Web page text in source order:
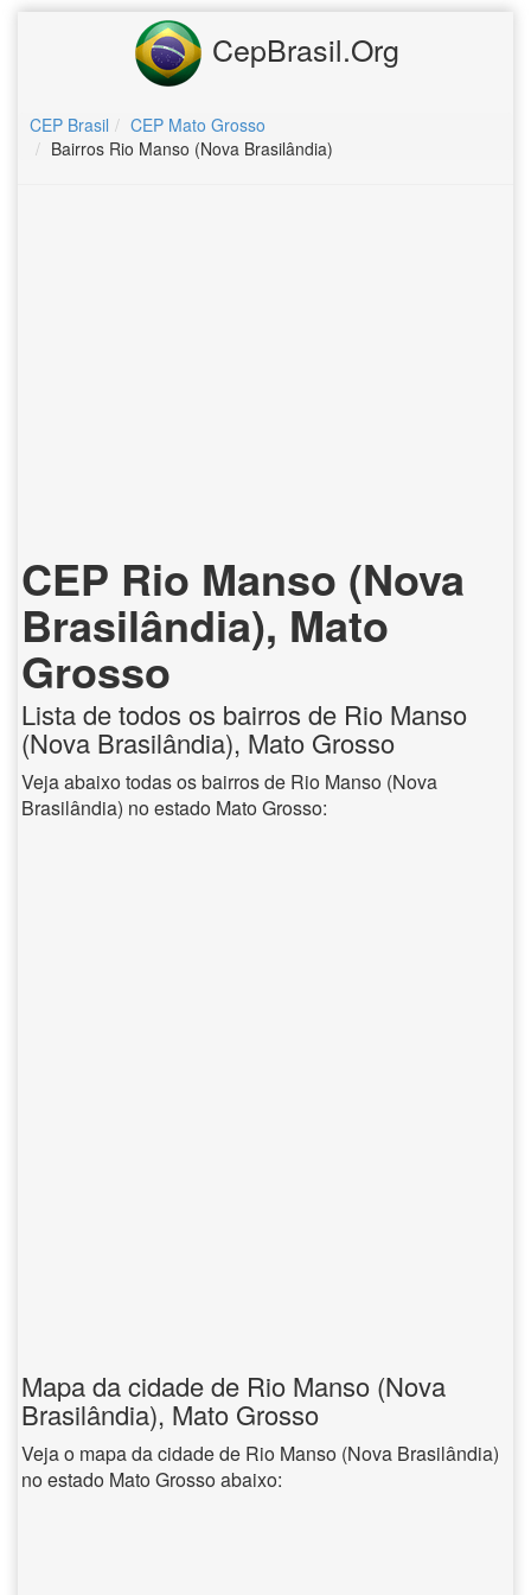
CepBrasil.Org
CEP Brasil
CEP Mato Grosso
Bairros Rio Manso (Nova Brasilândia)
CEP Rio Manso (Nova
Brasilândia), Mato
Grosso
Lista de todos os bairros de Rio Manso
(Nova Brasilândia), Mato Grosso
Veja abaixo todas os bairros de Rio Manso (Nova
Brasilândia) no estado Mato Grosso:
Mapa da cidade de Rio Manso (Nova
Brasilândia), Mato Grosso
Veja o mapa da cidade de Rio Manso (Nova Brasilândia)
no estado Mato Grosso abaixo: